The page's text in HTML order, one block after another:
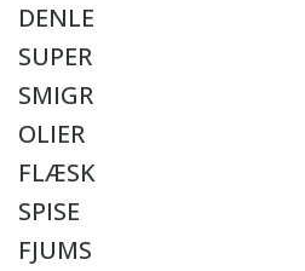
DENLE
SUPER
SMIGR
OLIER
FLÆSK
SPISE
FJUMS